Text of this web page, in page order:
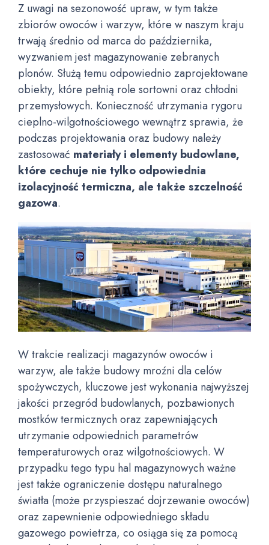
Z uwagi na sezonowość upraw, w tym także
zbiorów owoców i warzyw, które w naszym kraju
trwają średnio od marca do października,
wyzwaniem jest magazynowanie zebranych
plonów. Służą temu odpowiednio zaprojektowane
obiekty, które pełnią role sortowni oraz chłodni
przemysłowych. Konieczność utrzymania rygoru
cieplno-wilgotnościowego wewnątrz sprawia, że
podczas projektowania oraz budowy należy
zastosować materiały i elementy budowlane,
które cechuje nie tylko odpowiednia
izolacyjność termiczna, ale także szczelność
gazowa.
W trakcie realizacji magazynów owoców i
warzyw, ale także budowy mroźni dla celów
spożywczych, kluczowe jest wykonania najwyższej
jakości przegród budowlanych, pozbawionych
mostków termicznych oraz zapewniających
utrzymanie odpowiednich parametrów
temperaturowych oraz wilgotnościowych. W
przypadku tego typu hal magazynowych ważne
jest także ograniczenie dostępu naturalnego
światła (może przyspieszać dojrzewanie owoców)
oraz zapewnienie odpowiedniego składu
gazowego powietrza, co osiąga się za pomocą